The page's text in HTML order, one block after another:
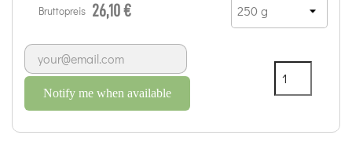
Bruttopreis 26,10 €
Notify me when available